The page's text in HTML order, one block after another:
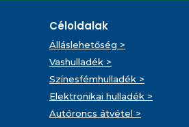
Céloldalak
Álláslehetőség >
Vashulladék >
Színesfémhulladék >
Elektronikai hulladék >
Autóroncs átvétel >